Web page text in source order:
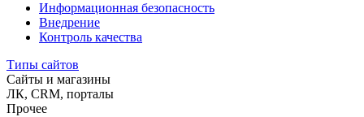
Информационная безопасность
Внедрение
Контроль качества
Типы сайтов
Сайты и магазины
ЛК, CRM, порталы
Прочее